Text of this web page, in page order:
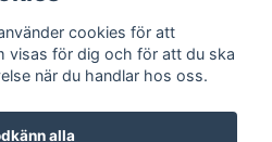
cookies för att
visas för dig och för att du ska
när du handlar hos oss.
alla